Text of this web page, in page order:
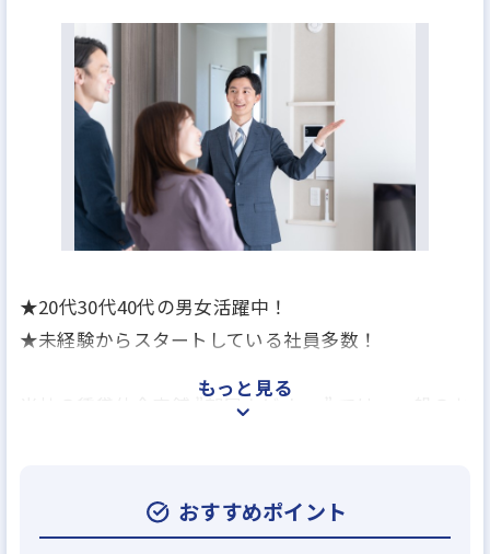
★20代30代40代の男女活躍中！
★未経験からスタートしている社員多数！
当社の賃貸仲介店舗 ”部屋ナビshop” では、一般のお
もっと見る
おすすめポイント